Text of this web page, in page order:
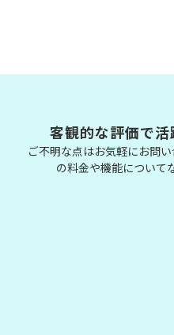
客観的な評価で
ご不明な点はお気軽にお問
の料金や機能について